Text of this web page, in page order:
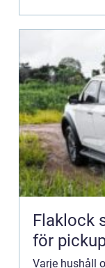
Flaklock smartare lastutrymme
för
Varje hushåll